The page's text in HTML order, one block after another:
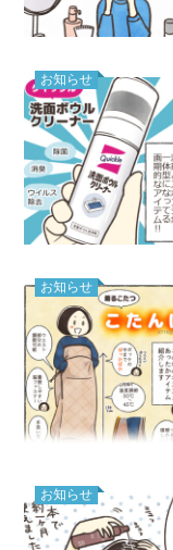
お知らせ
お知らせ
お知らせ